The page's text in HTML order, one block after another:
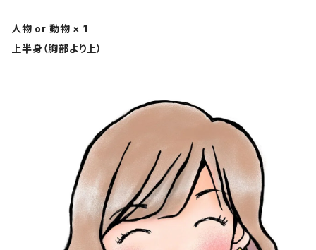
人物 or 動物 × 1
上半身（胸部より上）